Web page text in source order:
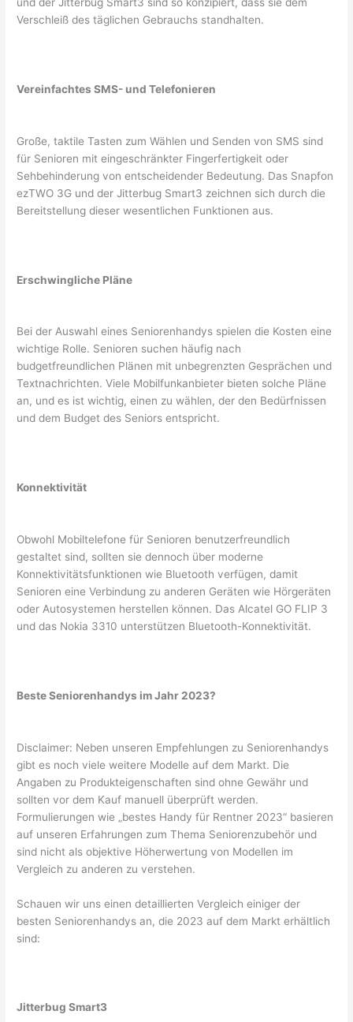
Verschleiß des täglichen Gebrauchs standhalten.
Vereinfachtes SMS- und Telefonieren
Große, taktile Tasten zum Wählen und Senden von SMS sind
für Senioren mit eingeschränkter Fingerfertigkeit oder
Sehbehinderung von entscheidender Bedeutung. Das Snapfon
ezTWO 3G und der Jitterbug Smart3 zeichnen sich durch die
Bereitstellung dieser wesentlichen Funktionen aus.
Erschwingliche Pläne
Bei der Auswahl eines Seniorenhandys spielen die Kosten eine
wichtige Rolle. Senioren suchen häufig nach
budgetfreundlichen Plänen mit unbegrenzten Gesprächen und
Textnachrichten. Viele Mobilfunkanbieter bieten solche Pläne
an, und es ist wichtig, einen zu wählen, der den Bedürfnissen
und dem Budget des Seniors entspricht.
Konnektivität
Obwohl Mobiltelefone für Senioren benutzerfreundlich
gestaltet sind, sollten sie dennoch über moderne
Konnektivitätsfunktionen wie Bluetooth verfügen, damit
Senioren eine Verbindung zu anderen Geräten wie Hörgeräten
oder Autosystemen herstellen können. Das Alcatel GO FLIP 3
und das Nokia 3310 unterstützen Bluetooth-Konnektivität.
Beste Seniorenhandys im Jahr 2023?
Disclaimer: Neben unseren Empfehlungen zu Seniorenhandys
gibt es noch viele weitere Modelle auf dem Markt. Die
Angaben zu Produkteigenschaften sind ohne Gewähr und
sollten vor dem Kauf manuell überprüft werden.
Formulierungen wie „bestes Handy für Rentner 2023“ basieren
auf unseren Erfahrungen zum Thema Seniorenzubehör und
sind nicht als objektive Höherwertung von Modellen im
Vergleich zu anderen zu verstehen.
Schauen wir uns einen detaillierten Vergleich einiger der
besten Seniorenhandys an, die 2023 auf dem Markt erhältlich
sind:
Jitterbug Smart3